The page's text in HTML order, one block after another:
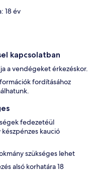
18 év
kapcsolatban
a vendégeket érkezéskor.
fordításához
fedezetéül
kaució
szükséges lehet
alsó korhatára 18